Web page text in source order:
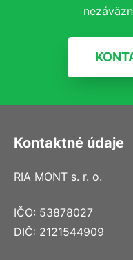
Kontaktné údaje
RIA MONT s. r. o.
IČO: 53878027
DIČ: 2121544909